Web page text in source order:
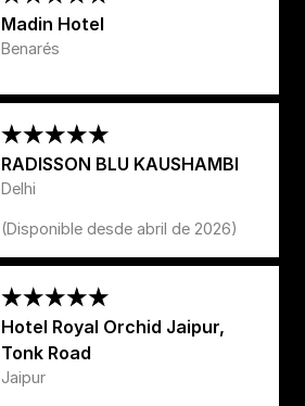
Madin Hotel
Benarés
RADISSON BLU KAUSHAMBI
Delhi
(Disponible desde abril de 2026)
Hotel Royal Orchid Jaipur,
Tonk Road
Jaipur